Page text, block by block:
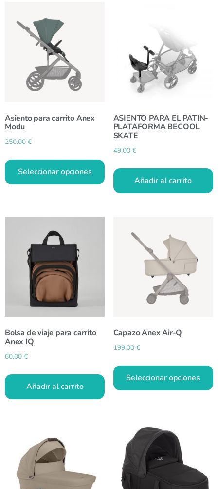
Asiento para carrito Anex
Modu
250,00 €
Seleccionar opciones
ASIENTO PARA EL PATIN-
PLATAFORMA BECOOL
SKATE
49,00 €
Añadir al carrito
Bolsa de viaje para carrito
Anex IQ
60,00 €
Añadir al carrito
Capazo Anex Air-Q
199,00 €
Seleccionar opciones